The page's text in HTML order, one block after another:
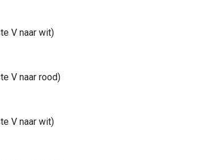
V naar wit)
V naar rood)
V naar wit)